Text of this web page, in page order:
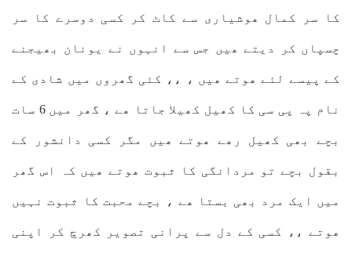
کا سر کمال ھوشیاری سے کاٹ کر کسی دوسرے کا سر
چسپاں کر دیتے ھیں جس سے انہوں نے یونان بھیجنے
کے پیسے لئے ھوتے ھیں ، ،، کئی گھروں میں شادی کے
نام پہ پی سی کا کھیل کھیلا جاتا ھے ، گھر میں 6 سات
بچے بھی کھیل رھے ھوتے ھیں مگر کسی دانشور کے
بقول بچے تو مردانگی کا ثبوت ھوتے ھیں کہ اس گھر
میں ایک مرد بھی بستا ھے ، بچے محبت کا ثبوت نہیں
ھوتے ،، کسی کے دل سے پرانی تصویر کھرچ کر اپنی